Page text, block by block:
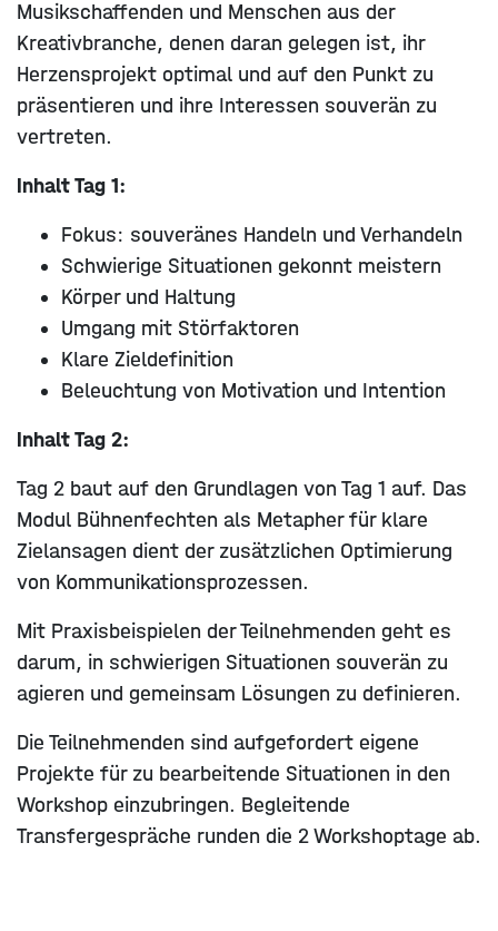
Musikschaffenden und Menschen aus der
Kreativbranche, denen daran gelegen ist, ihr
Herzensprojekt optimal und auf den Punkt zu
präsentieren und ihre Interessen souverän zu
vertreten.
Inhalt Tag 1:
Fokus: souveränes Handeln und Verhandeln
Schwierige Situationen gekonnt meistern
Körper und Haltung
Umgang mit Störfaktoren
Klare Zieldefinition
Beleuchtung von Motivation und Intention
Inhalt Tag 2:
Tag 2 baut auf den Grundlagen von Tag 1 auf. Das
Modul Bühnenfechten als Metapher für klare
Zielansagen dient der zusätzlichen Optimierung
von Kommunikationsprozessen.
Mit Praxisbeispielen der Teilnehmenden geht es
darum, in schwierigen Situationen souverän zu
agieren und gemeinsam Lösungen zu definieren.
Die Teilnehmenden sind aufgefordert eigene
Projekte für zu bearbeitende Situationen in den
Workshop einzubringen. Begleitende
Transfergespräche runden die 2 Workshoptage ab.